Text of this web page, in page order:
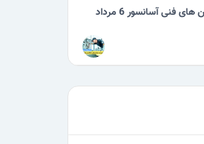
نتیجه آزمون مدیران و تکنسین های فنی آسانسور 6 مرداد